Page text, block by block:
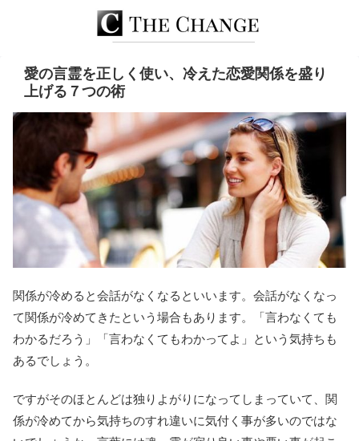
愛の言霊を正しく使い、冷えた恋愛関係を盛り
上げる７つの術
関係が冷めると会話がなくなるといいます。会話がなくなっ
て関係が冷めてきたという場合もあります。「言わなくても
わかるだろう」「言わなくてもわかってよ」という気持ちも
あるでしょう。
ですがそのほとんどは独りよがりになってしまっていて、関
係が冷めてから気持ちのすれ違いに気付く事が多いのではな